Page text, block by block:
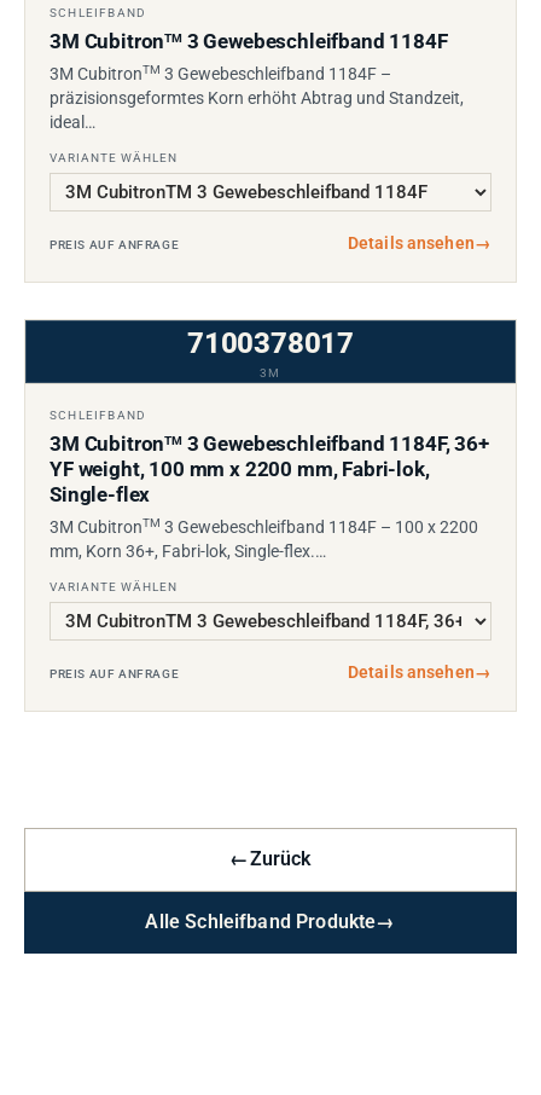
SCHLEIFBAND
3M CubitronTM3 Gewebeschleifband 1184F
3M CubitronTM 3 Gewebeschleifband 1184F –
präzisionsgeformtes Korn erhöht Abtrag und Standzeit,
ideal…
VARIANTE WÄHLEN
PREIS AUF ANFRAGE Details ansehen→
7100378017
3M
SCHLEIFBAND
3M CubitronTM3 Gewebeschleifband 1184F, 36+
YF weight, 100 mm x 2200 mm, Fabri-lok,
Single-flex
3M CubitronTM 3 Gewebeschleifband 1184F – 100 x 2200
mm, Korn 36+, Fabri-lok, Single-flex.…
VARIANTE WÄHLEN
PREIS AUF ANFRAGE Details ansehen→
←Zurück
Alle Schleifband Produkte→